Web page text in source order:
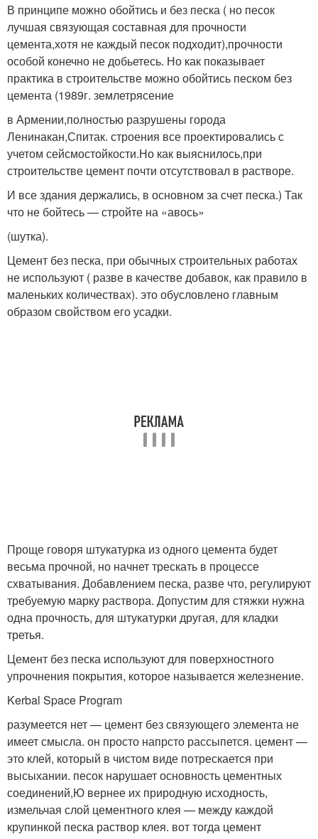
В принципе можно обойтись и без песка ( но песок
лучшая связующая составная для прочности
цемента,хотя не каждый песок подходит),прочности
особой конечно не добьетесь. Но как показывает
практика в строительстве можно обойтись песком без
цемента (1989г. землетрясение
в Армении,полностью разрушены города
Ленинакан,Спитак. строения все проектировались с
учетом сейсмостойкости.Но как выяснилось,при
строительстве цемент почти отсутствовал в растворе.
И все здания держались, в основном за счет песка.) Так
что не бойтесь — стройте на «авось»
(шутка).
Цемент без песка, при обычных строительных работах
не используют ( разве в качестве добавок, как правило в
маленьких количествах). это обусловлено главным
образом свойством его усадки.
Проще говоря штукатурка из одного цемента будет
весьма прочной, но начнет трескать в процессе
схватывания. Добавлением песка, разве что, регулируют
требуемую марку раствора. Допустим для стяжки нужна
одна прочность, для штукатурки другая, для кладки
третья.
Цемент без песка используют для поверхностного
упрочнения покрытия, которое называется железнение.
Kerba­l Space Progr­am
разумеется нет — цемент без связующего элемента не
имеет смысла. он просто напрсто рассыпется. цемент —
это клей, который в чистом виде потрескается при
высыхании. песок нарушает основность цементных
соединений,Ю вернее их природную исходность,
измельчая слой цементного клея — между каждой
крупинкой песка раствор клея. вот тогда цемент